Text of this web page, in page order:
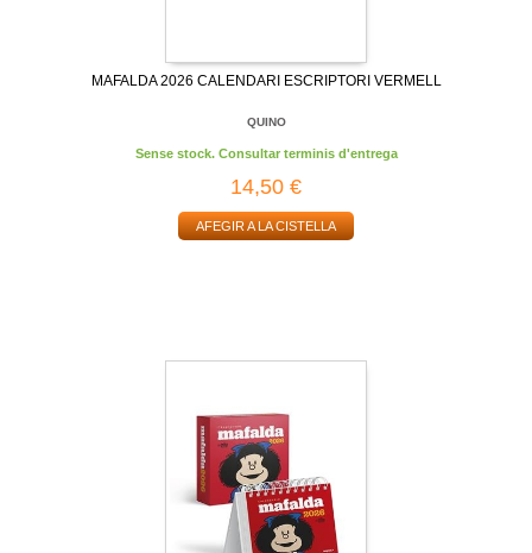
MAFALDA 2026 CALENDARI ESCRIPTORI VERMELL
QUINO
Sense stock. Consultar terminis d'entrega
14,50 €
AFEGIR A LA CISTELLA